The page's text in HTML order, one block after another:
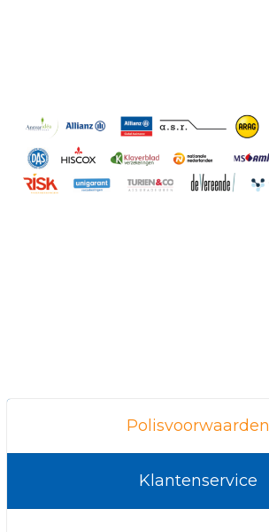
Polisvoorwaarden
Klantenservice